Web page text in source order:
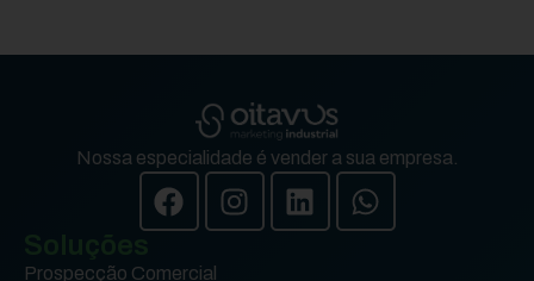
Nossa especialidade é vender a sua empresa.
Prospecção Comercial